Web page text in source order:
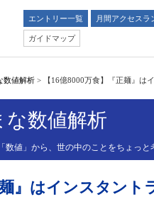
エントリー一覧 月間アクセスラ
ガイドマップ
数値解析 > 【16億8000万食】『正麺』は
な数値解析
値」から、世の中のことをちょっと
麺』はインスタント